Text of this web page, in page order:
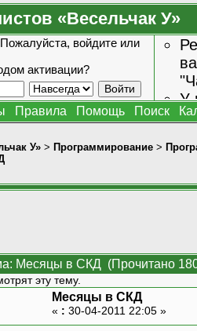
«Весельчак У»
войдите или
активации?
У
Правила Помощь Поиск
У» > Программирование >
Месяцы в СКД (Прочитано
эту тему.
Месяцы в СКД
« : 30-04-2011 22:05 »